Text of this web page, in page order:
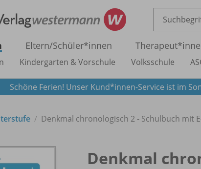
Eltern/Schüler*innen
Kindergarten & Vorschule Volksschule
Schöne Ferien! Unser Kund*innen-Service ist im
Denkmal chronologisch 2 - Schulbuch mit
Denkmal